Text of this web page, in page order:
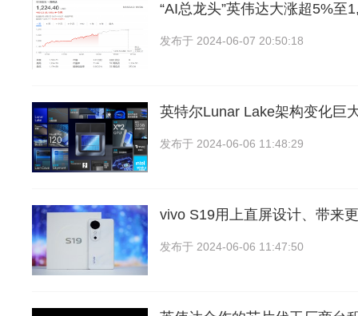
“AI总龙头”英伟达大涨超5%至
发布于 2024-06-07 20:50:18
英特尔Lunar Lake架构变化巨
发布于 2024-06-06 11:48:29
vivo S19用上直屏设计、带来
发布于 2024-06-06 11:47:50